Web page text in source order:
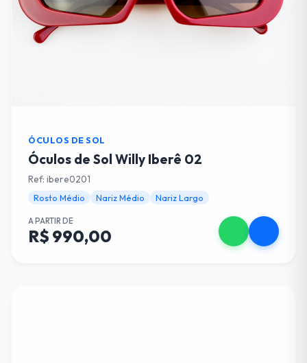
ÓCULOS DE SOL
Óculos de Sol Willy Iberê 02
Ref: ibere0201
Rosto Médio Nariz Médio Nariz Largo
A PARTIR DE
R$ 990,00